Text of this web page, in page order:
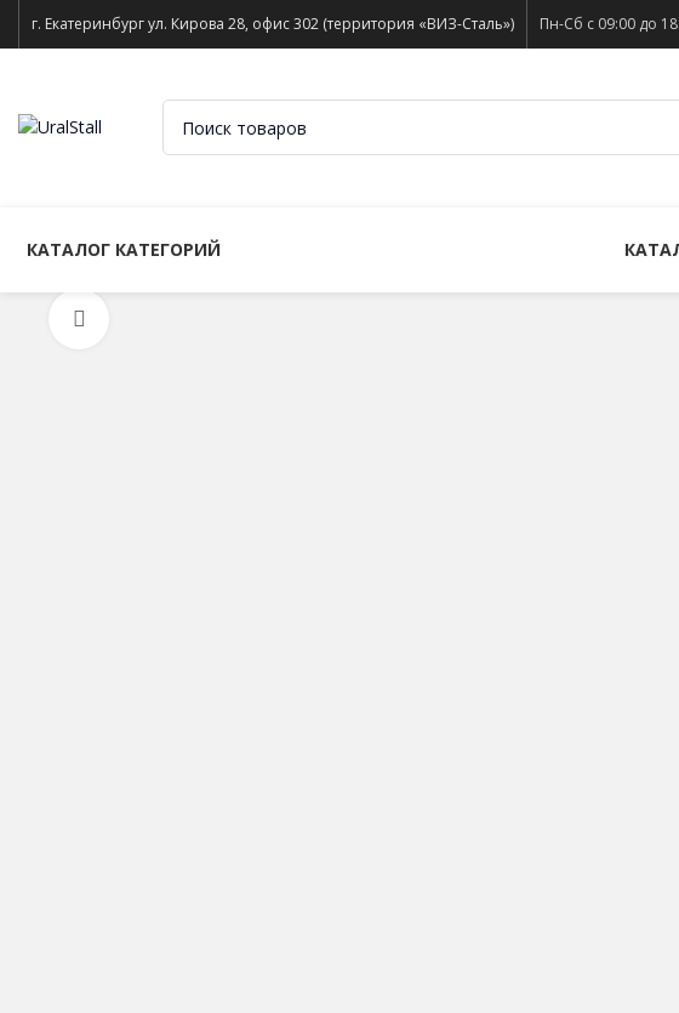
г. Екатеринбург ул. Кирова 28, офис 302 (территория «ВИЗ-Сталь») Пн-Сб с 09:00 до
КАТАЛОГ КАТЕГОРИЙ